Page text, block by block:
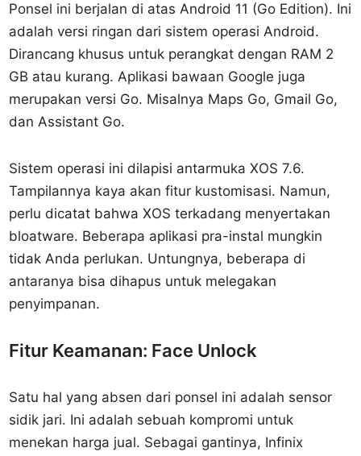
Ponsel ini berjalan di atas Android 11 (Go Edition). Ini
adalah versi ringan dari sistem operasi Android.
Dirancang khusus untuk perangkat dengan RAM 2
GB atau kurang. Aplikasi bawaan Google juga
merupakan versi Go. Misalnya Maps Go, Gmail Go,
dan Assistant Go.
Sistem operasi ini dilapisi antarmuka XOS 7.6.
Tampilannya kaya akan fitur kustomisasi. Namun,
perlu dicatat bahwa XOS terkadang menyertakan
bloatware. Beberapa aplikasi pra-instal mungkin
tidak Anda perlukan. Untungnya, beberapa di
antaranya bisa dihapus untuk melegakan
penyimpanan.
Fitur Keamanan: Face Unlock
Satu hal yang absen dari ponsel ini adalah sensor
sidik jari. Ini adalah sebuah kompromi untuk
menekan harga jual. Sebagai gantinya, Infinix